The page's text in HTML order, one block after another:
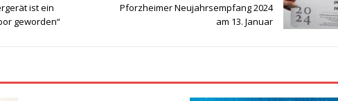
ist ein
geworden“
Pforzheimer Neujahrsempfang 2024
am 13. Januar